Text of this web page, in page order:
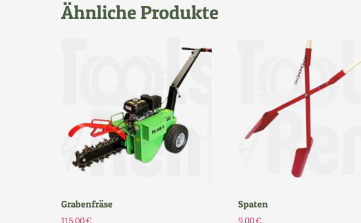
Ähnliche Produkte
Grabenfräse
115,00€
Spaten
9,00€